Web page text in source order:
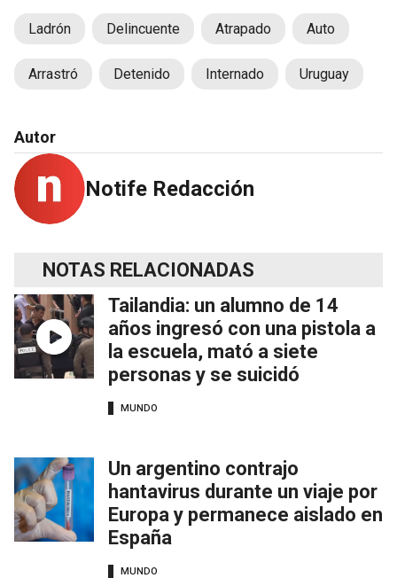
Ladrón Delincuente Atrapado Auto
Arrastró Detenido Internado Uruguay
Autor
Notife Redacción
NOTAS RELACIONADAS
Tailandia: un alumno de 14
años ingresó con una pistola a
la escuela, mató a siete
personas y se suicidó
MUNDO
Un argentino contrajo
hantavirus durante un viaje por
Europa y permanece aislado en
España
MUNDO